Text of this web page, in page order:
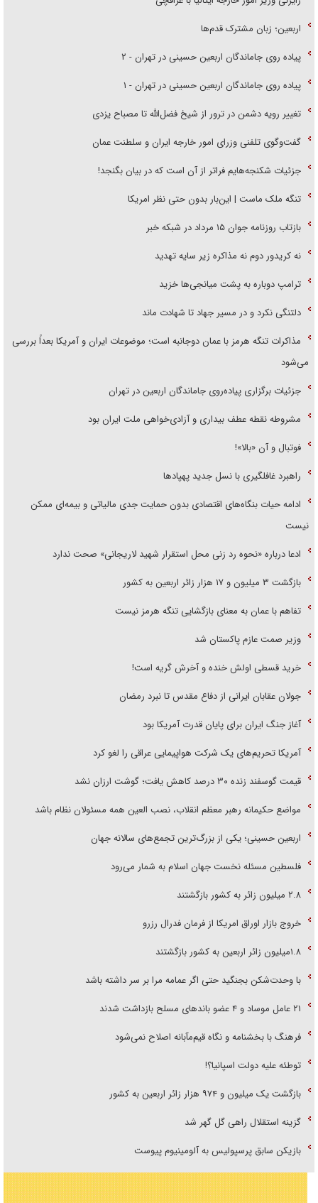
اربعین؛ زبان مشترک قدم‌ها
پیاده روی جاماندگان اربعین حسینی در تهران - ۲
پیاده روی جاماندگان اربعین حسینی در تهران - ۱
تغییر رویه دشمن در ترور از شیخ فضل‌الله تا مصباح یزدی
گفت‌وگوی تلفنی وزرای امور خارجه ایران و سلطنت عمان
جزئیات شکنجه‌هایم فراتر از آن است که در بیان بگنجد!
تنگه ملک ماست | این‌بار بدون حتی نظر امریکا
بازتاب روزنامه جوان ۱۵ مرداد در شبکه خبر
نه کریدور دوم نه مذاکره زیر سایه تهدید
ترامپ دوباره به پشت میانجی‌ها خزید
دلتنگی نکرد و در مسیر جهاد تا شهادت ماند
مذاکرات تنگه هرمز با عمان دوجانبه است؛ موضوعات ایران و آمریکا بعداً بررسی
می‌شود
جزئیات برگزاری پیاده‌روی جاماندگان اربعین در تهران
مشروطه نقطه عطف بیداری و آزادی‌خواهی ملت ایران بود
فوتبال و آن «بالا»!
راهبرد غافلگیری با نسل جدید پهپاد‌ها
ادامه حیات بنگاه‌های اقتصادی بدون حمایت جدی مالیاتی و بیمه‌ای ممکن
نیست
ادعا درباره «نحوه رد زنی محل استقرار شهید لاریجانی» صحت ندارد
بازگشت ۳ میلیون و ۱۷ هزار زائر اربعین به کشور
تفاهم با عمان به معنای بازگشایی تنگه هرمز نیست
وزیر صمت عازم پاکستان شد
خرید قسطی اولش خنده و آخرش گریه است!
جولان عقابان ایرانی از دفاع مقدس تا نبرد رمضان
آغاز جنگ ایران برای پایان قدرت آمریکا بود
آمریکا تحریم‌های یک شرکت هواپیمایی عراقی را لغو کرد
قیمت گوسفند زنده ۳۰ درصد کاهش یافت؛ گوشت ارزان نشد
مواضع حکیمانه رهبر معظم انقلاب، نصب العین همه مسئولان نظام باشد
اربعین حسینی؛ یکی از بزرگ‌ترین تجمع‌های سالانه جهان
فلسطین مسئله نخست جهان اسلام به شمار می‌رود
۲.۸ میلیون زائر به کشور بازگشتند
خروج بازار اوراق امریکا از فرمان فدرال رزرو
۱.۸میلیون زائر اربعین به کشور بازگشتند
با وحدت‌شکن بجنگید حتی اگر عمامه مرا بر سر داشته باشد
۲۱ عامل موساد و ۴ عضو باند‌های مسلح بازداشت شدند
فرهنگ با بخشنامه و نگاه قیم‌مآبانه اصلاح نمی‌شود
توطئه علیه دولت اسپانیا؟!
بازگشت یک میلیون و ۹۷۴ هزار زائر اربعین به کشور
گزینه استقلال راهی گل گهر شد
بازیکن سابق پرسپولیس به آلومینیوم پیوست